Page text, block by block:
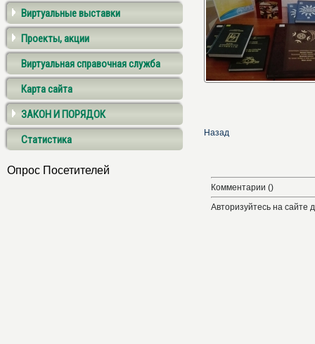
Виртуальные выставки
Проекты, акции
Виртуальная справочная служба
Карта сайта
ЗАКОН И ПОРЯДОК
Статистика
Опрос Посетителей
Назад
Комментарии ()
Авторизуйтесь на сайте